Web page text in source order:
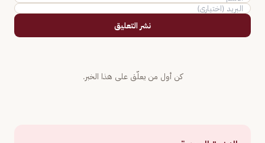
نشر التعليق
كن أول من يعلّق على هذا الخبر.